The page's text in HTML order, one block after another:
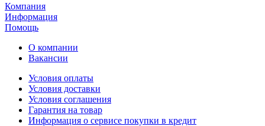
Компания
Информация
Помощь
О компании
Вакансии
Условия оплаты
Условия доставки
Условия соглашения
Гарантия на товар
Информация о сервисе покупки в кредит